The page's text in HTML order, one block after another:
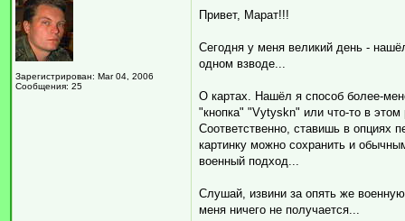
Зарегистрирован: Mar 04, 2006
Сообщения: 25
Привет, Марат!!!
Сегодня у меня великий день -
одном взводе...
О картах. Нашёл я способ более-
"кнопка" "Vytyskn" или что-то в
Соответственно, ставишь в опциях
картинку можно сохранить и
военный подход...
Слушай, извини за опять же
меня ничего не получается...